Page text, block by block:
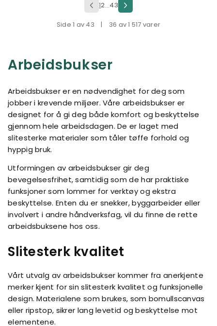
12...43
Side 1 av 43 | 36 av 1 517 varer
Arbeidsbukser
Arbeidsbukser er en nødvendighet for deg som
jobber i krevende miljøer. Våre arbeidsbukser er
designet for å gi deg både komfort og beskyttelse
gjennom hele arbeidsdagen. De er laget med
slitesterke materialer som tåler tøffe forhold og
hyppig bruk.
Utformingen av arbeidsbukser gir deg
bevegelsesfrihet, samtidig som de har praktiske
funksjoner som lommer for verktøy og ekstra
beskyttelse. Enten du er snekker, byggarbeider eller
involvert i andre håndverksfag, vil du finne de rette
arbeidsbuksene hos oss.
Slitesterk kvalitet
Vårt utvalg av arbeidsbukser kommer fra anerkjente
merker kjent for sin slitesterk kvalitet og funksjonelle
design. Materialene som brukes, som bomullscanvas
eller ripstop, sikrer lang levetid og beskyttelse mot
elementene.